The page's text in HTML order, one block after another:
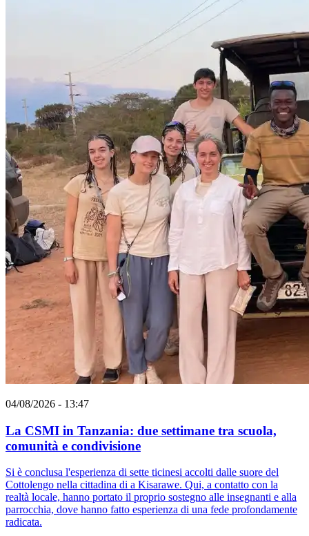
04/08/2026 - 13:47
La CSMI in Tanzania: due settimane tra scuola,
comunità e condivisione
Si è conclusa l'esperienza di sette ticinesi accolti dalle suore del
Cottolengo nella cittadina di a Kisarawe. Qui, a contatto con la
realtà locale, hanno portato il proprio sostegno alle insegnanti e alla
parrocchia, dove hanno fatto esperienza di una fede profondamente
radicata.